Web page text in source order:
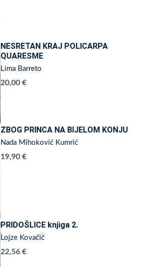
NESRETAN KRAJ POLICARPA
QUARESME
Lima Barreto
20,00 €
ZBOG PRINCA NA BIJELOM KONJU
Nada Mihoković Kumrić
19,90 €
PRIDOŠLICE knjiga 2.
Lojze Kovačič
22,56 €